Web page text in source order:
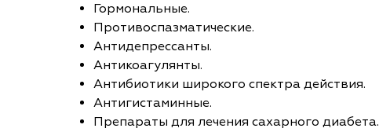
Гормональные.
Противоспазматические.
Антидепрессанты.
Антикоагулянты.
Антибиотики широкого спектра действия.
Антигистаминные.
Препараты для лечения сахарного диабета.